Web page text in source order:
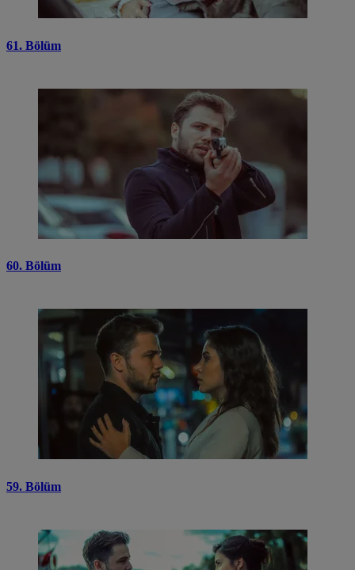
61. Bölüm
60. Bölüm
59. Bölüm